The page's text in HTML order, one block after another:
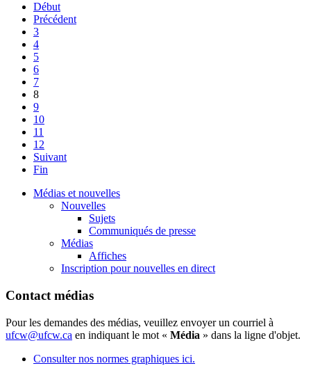
Début
Précédent
3
4
5
6
7
8
9
10
11
12
Suivant
Fin
Médias et nouvelles
Nouvelles
Sujets
Communiqués de presse
Médias
Affiches
Inscription pour nouvelles en direct
Contact médias
Pour les demandes des médias, veuillez envoyer un courriel à
ufcw@ufcw.ca en indiquant le mot « Média » dans la ligne d'objet.
Consulter nos normes graphiques ici.